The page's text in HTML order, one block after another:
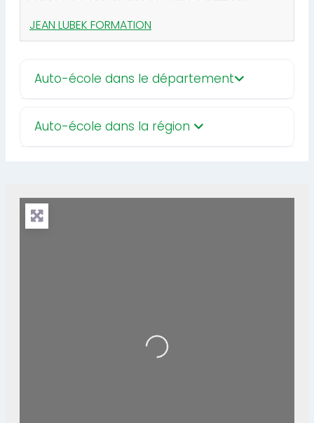
JEAN LUBEK FORMATION
Auto-école dans le département
Auto-école dans la région
Loading...